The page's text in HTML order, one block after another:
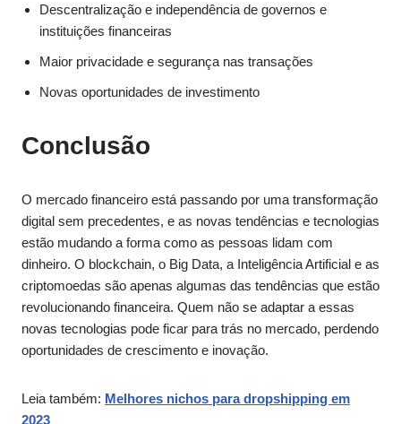
Descentralização e independência de governos e
instituições financeiras
Maior privacidade e segurança nas transações
Novas oportunidades de investimento
Conclusão
O mercado financeiro está passando por uma transformação
digital sem precedentes, e as novas tendências e tecnologias
estão mudando a forma como as pessoas lidam com
dinheiro. O blockchain, o Big Data, a Inteligência Artificial e as
criptomoedas são apenas algumas das tendências que estão
revolucionando financeira. Quem não se adaptar a essas
novas tecnologias pode ficar para trás no mercado, perdendo
oportunidades de crescimento e inovação.
Leia também: Melhores nichos para dropshipping em
2023